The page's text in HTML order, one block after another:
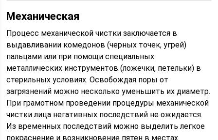
Механическая
Процесс механической чистки заключается в
выдавливании комедонов (черных точек, угрей)
пальцами или при помощи специальных
металлических инструментов (ложечки, петельки) в
стерильных условиях. Освобождая поры от
загрязнений можно несколько уменьшить их диаметр.
При грамотном проведении процедуры механической
чистки лица негативных последствий не ожидается.
Из временных последствий можно выделить легкое
покраснение и возникновение пятен в местах